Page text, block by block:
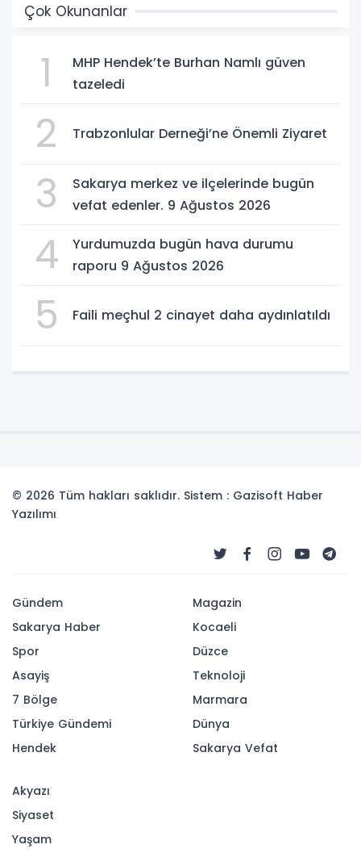
Çok Okunanlar
1
MHP Hendek’te Burhan Namlı güven
tazeledi
2 Trabzonlular Derneği’ne Önemli Ziyaret
3
Sakarya merkez ve ilçelerinde bugün
vefat edenler. 9 Ağustos 2026
4
Yurdumuzda bugün hava durumu
raporu 9 Ağustos 2026
5 Faili meçhul 2 cinayet daha aydınlatıldı
© 2026 Tüm hakları saklıdır. Sistem : Gazisoft Haber
Yazılımı
Gündem
Sakarya Haber
Spor
Asayiş
7 Bölge
Türkiye Gündemi
Hendek
Magazin
Kocaeli
Düzce
Teknoloji
Marmara
Dünya
Sakarya Vefat
Akyazı
Siyaset
Yaşam